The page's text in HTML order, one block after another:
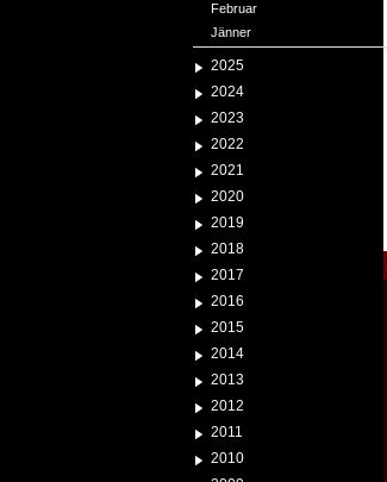
Februar
Jänner
2025
2024
2023
2022
2021
2020
2019
2018
2017
2016
2015
2014
2013
2012
2011
2010